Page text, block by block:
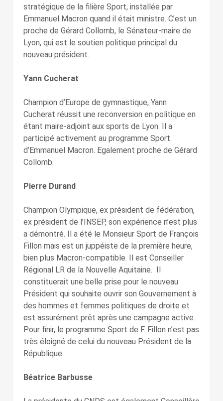
stratégique de la filière Sport, installée par
Emmanuel Macron quand il était ministre. C’est un
proche de Gérard Collomb, le Sénateur-maire de
Lyon, qui est le soutien politique principal du
nouveau président.
Yann Cucherat
Champion d’Europe de gymnastique, Yann
Cucherat réussit une reconversion en politique en
étant maire-adjoint aux sports de Lyon. Il a
participé activement au programme Sport
d’Emmanuel Macron. Egalement proche de Gérard
Collomb.
Pierre Durand
Champion Olympique, ex président de fédération,
ex président de l’INSEP, son expérience n’est plus
a démontré. Il a été le Monsieur Sport de François
Fillon mais est un juppéiste de la première heure,
bien plus Macron-compatible. Il est Conseiller
Régional LR de la Nouvelle Aquitaine. Il
constituerait une belle prise pour le nouveau
Président qui souhaite ouvrir son Gouvernement à
des hommes et femmes politiques de droite et
est assurément prêt après une campagne active.
Pour finir, le programme Sport de F. Fillon n’est pas
très éloigné de celui du nouveau Président de la
République.
Béatrice Barbusse